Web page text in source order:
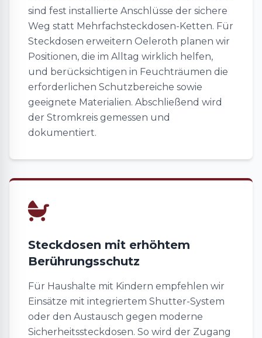
sind fest installierte Anschlüsse der sichere
Weg statt Mehrfachsteckdosen-Ketten. Für
Steckdosen erweitern Oeleroth planen wir
Positionen, die im Alltag wirklich helfen,
und berücksichtigen in Feuchträumen die
erforderlichen Schutzbereiche sowie
geeignete Materialien. Abschließend wird
der Stromkreis gemessen und
dokumentiert.
Steckdosen mit erhöhtem
Berührungsschutz
Für Haushalte mit Kindern empfehlen wir
Einsätze mit integriertem Shutter-System
oder den Austausch gegen moderne
Sicherheitssteckdosen. So wird der Zugang